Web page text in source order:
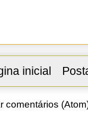
inicial
comentários